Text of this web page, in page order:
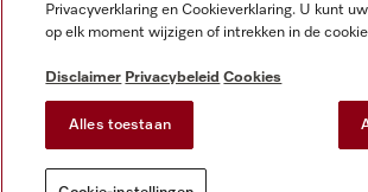
Gebruiksvoorwaarden
Toegankelijkheidsverklaring
Digital Services Act
Cookie-instellingen
Privacyverklaring en Cookieverklaring. U kunt
op elk moment wijzigen of intrekken in de
Disclaimer Privacybeleid Cookies
Alles toestaan